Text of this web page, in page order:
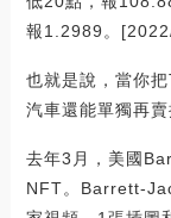
報1.2989。
也就是說，當你
汽車還能單獨再賣
去年3月，美國
NFT。Barrett-